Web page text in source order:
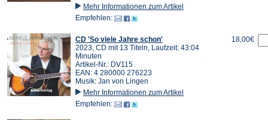
Mehr Informationen zum Artikel
Empfehlen:
CD 'So viele Jahre schon'
2023, CD mit 13 Titeln, Laufzeit: 43:04
Minuten
Artikel-Nr.: DV115
EAN: 4 280000 276223
Musik: Jan von Lingen
Mehr Informationen zum Artikel
Empfehlen:
18,00€